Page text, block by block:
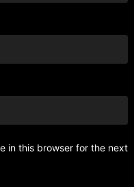
in this browser for the next